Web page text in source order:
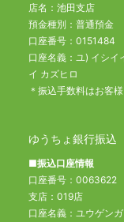
店名：池田支店
預金種別：普通預金
口座番号：0151484
口座名義：ユ) イシイ
イ カズヒロ
＊振込手数料はお客
ゆうちょ銀行振込
■振込口座情報
口座番号：0063622
支店：019店
口座名義：ユウゲン